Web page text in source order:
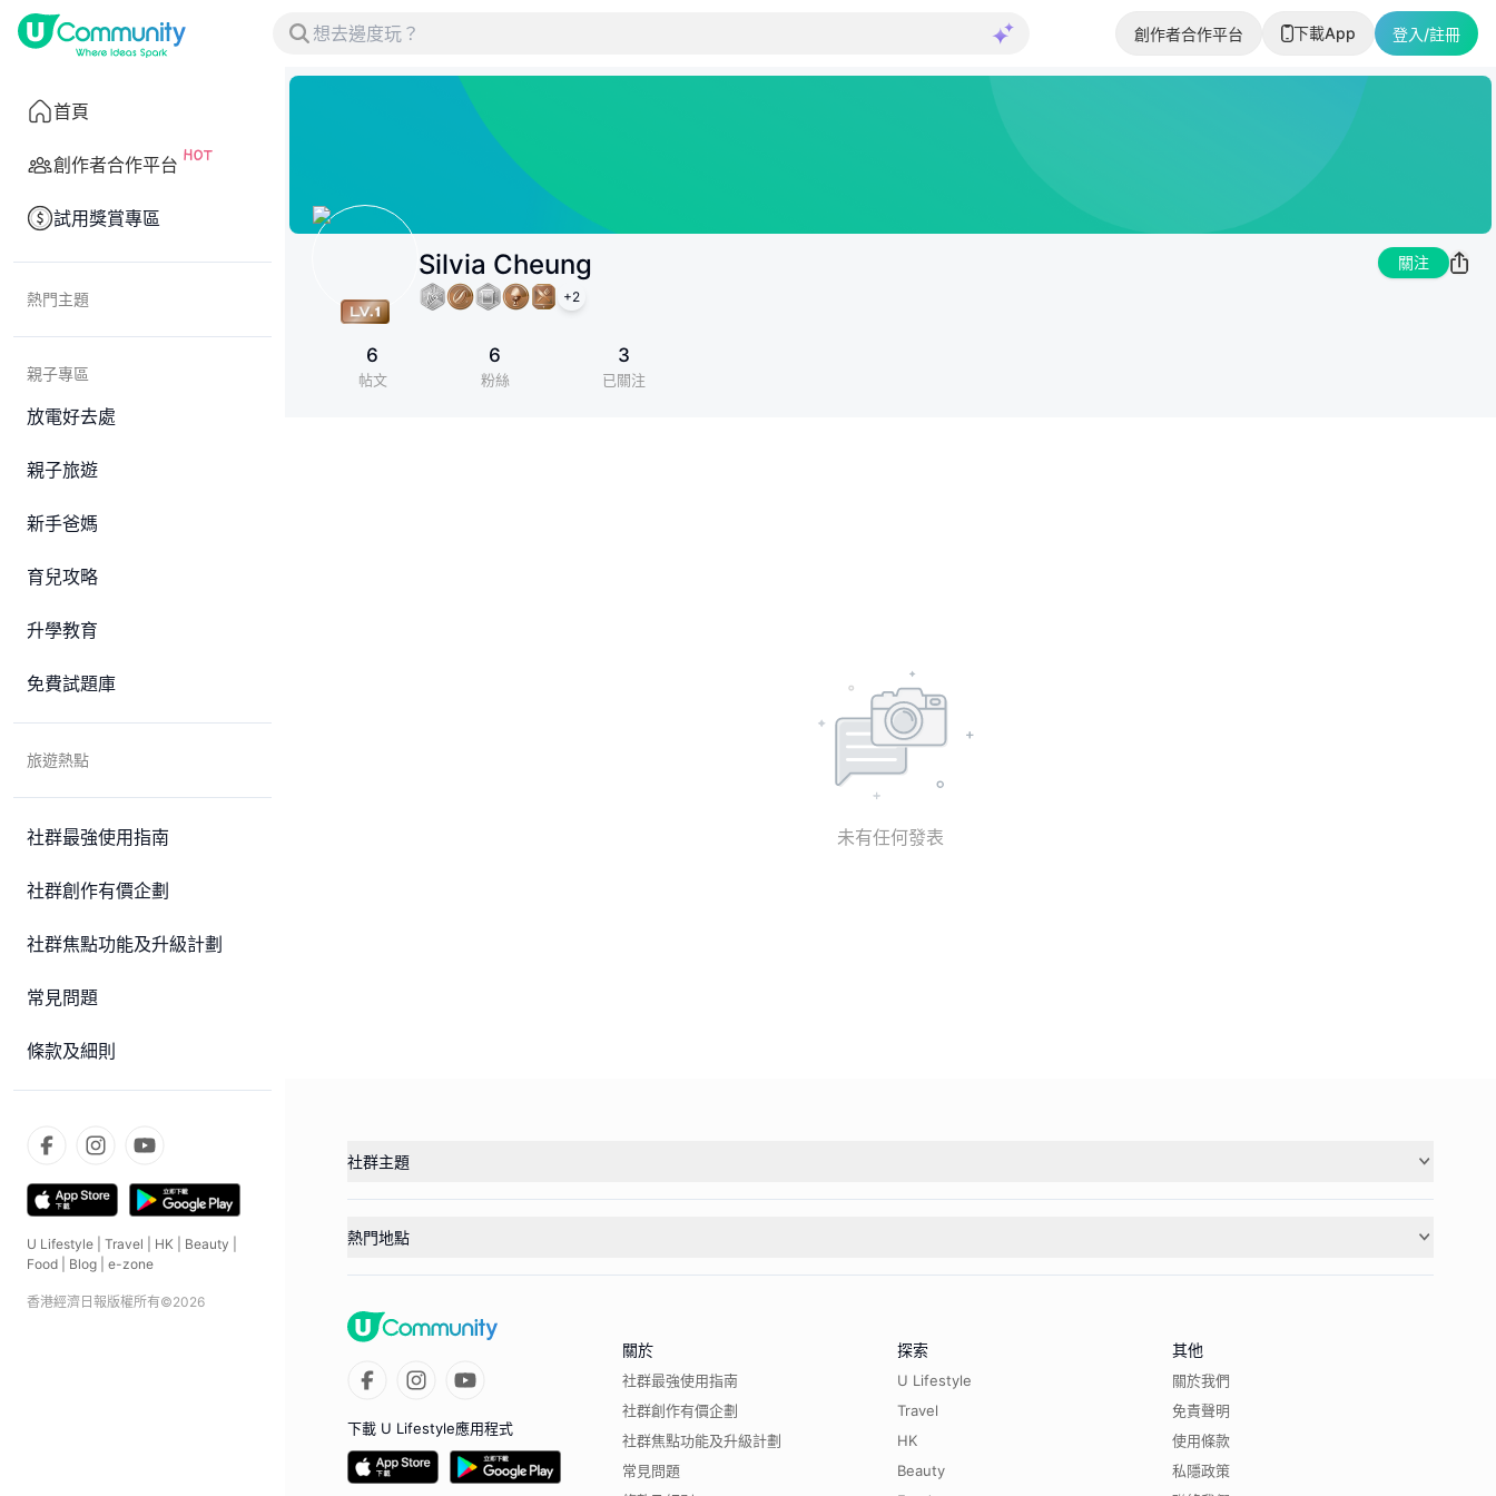
創作者合作平台 下載App 登入/註冊
首頁
創作者合作平台
試用獎賞專區
熱門主題
親子專區
放電好去處
親子旅遊
新手爸媽
育兒攻略
升學教育
免費試題庫
旅遊熱點
社群最強使用指南
社群創作有價企劃
社群焦點功能及升級計劃
常見問題
條款及細則
U Lifestyle Travel HK Beauty
Food
Blog e-zone
香港經濟日報版權所有©2026
Silvia Cheung
+2
關注
6
帖文
6
粉絲
3
已關注
未有任何發表
社群主題
熱門地點
下載 U Lifestyle應用程式
關於
社群最強使用指南
社群創作有價企劃
社群焦點功能及升級計劃
常見問題
探索
U Lifestyle
Travel
HK
Beauty
其他
關於我們
免責聲明
使用條款
私隱政策